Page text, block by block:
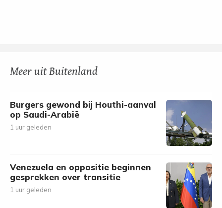
Meer uit Buitenland
Burgers gewond bij Houthi-aanval
op Saudi-Arabië
1 uur geleden
Venezuela en oppositie beginnen
gesprekken over transitie
1 uur geleden